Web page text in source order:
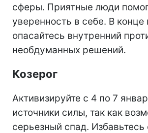
сферы. Приятные люди
уверенность в себе. В конце
опасайтесь внутренний
необдуманных решений.
Козерог
Активизируйте с 4 по 7
источники силы, так как
серьезный спад. Избавьтесь